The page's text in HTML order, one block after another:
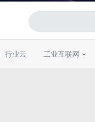
行业云 工业互联网